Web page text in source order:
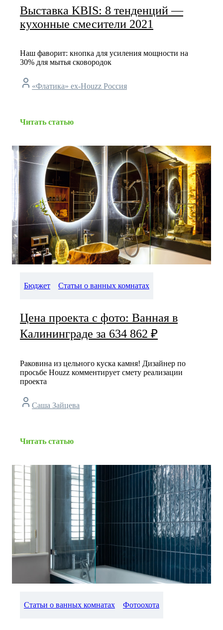
Выставка KBIS: 8 тенденций —
кухонные смесители 2021
Наш фаворит: кнопка для усиления мощности на
30% для мытья сковородок
«Флатика» ex-Houzz Россия
Читать статью
Бюджет Статьи о ванных комнатах
Цена проекта с фото: Ванная в
Калининграде за 634 862 ₽
Раковина из цельного куска камня! Дизайнер по
просьбе Houzz комментирует смету реализации
проекта
Саша Зайцева
Читать статью
Статьи о ванных комнатах Фотоохота